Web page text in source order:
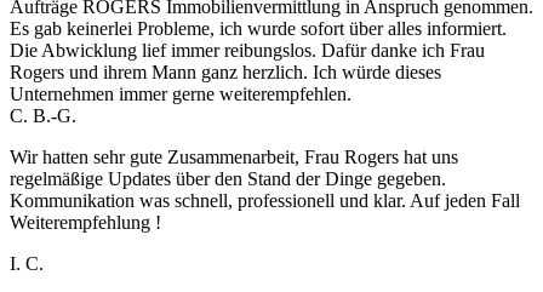
Aufträge ROGERS Immobilienvermittlung in Anspruch genommen.
Es gab keinerlei Probleme, ich wurde sofort über alles informiert.
Die Abwicklung lief immer reibungslos. Dafür danke ich Frau
Rogers und ihrem Mann ganz herzlich. Ich würde dieses
Unternehmen immer gerne weiterempfehlen.
C. B.-G.
Wir hatten sehr gute Zusammenarbeit, Frau Rogers hat uns
regelmäßige Updates über den Stand der Dinge gegeben.
Kommunikation was schnell, professionell und klar. Auf jeden Fall
Weiterempfehlung !
I. C.